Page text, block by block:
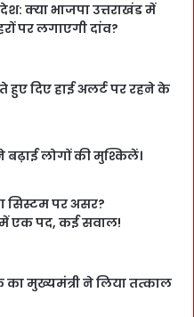
क्या भाजपा उत्तराखंड में
पर लगाएगी दांव?
हुए दिए हाई अलर्ट पर रहने के
बढ़ाई लोगों की मुश्किलें।
सिस्टम पर असर?
एक पद, कई सवाल!
का मुख्यमंत्री ने लिया तत्काल